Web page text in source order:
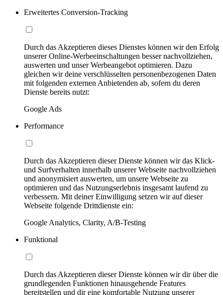
Erweitertes Conversion-Tracking
Durch das Akzeptieren dieses Dienstes können wir den Erfolg
unserer Online-Werbeeinschaltungen besser nachvollziehen,
auswerten und unser Werbeangebot optimieren. Dazu
gleichen wir deine verschlüsselten personenbezogenen Daten
mit folgenden externen Anbietenden ab, sofern du deren
Dienste bereits nutzt:
Google Ads
Performance
Durch das Akzeptieren dieser Dienste können wir das Klick-
und Surfverhalten innerhalb unserer Webseite nachvollziehen
und anonymisiert auswerten, um unsere Webseite zu
optimieren und das Nutzungserlebnis insgesamt laufend zu
verbessern. Mit deiner Einwilligung setzen wir auf dieser
Webseite folgende Drittdienste ein:
Google Analytics, Clarity, A/B-Testing
Funktional
Durch das Akzeptieren dieser Dienste können wir dir über die
grundlegenden Funktionen hinausgehende Features
bereitstellen und dir eine komfortable Nutzung unserer